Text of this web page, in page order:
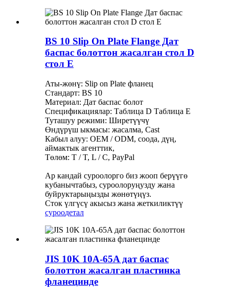
BS 10 Slip On Plate Flange Дат
баспас болоттон жасалган стол D
стол E
Аты-жөнү: Slip on Plate фланец
Стандарт: BS 10
Материал: Дат баспас болот
Спецификациялар: Таблица D Таблица E
Туташуу режими: Ширетүүчү
Өндүрүш ыкмасы: жасалма, Cast
Кабыл алуу: OEM / ODM, соода, дүң,
аймактык агенттик,
Төлөм: T / T, L / C, PayPal
Ар кандай суроолорго биз жооп берүүгө
кубанычтабыз, суроолоруңузду жана
буйруктарыңызды жөнөтүңүз.
Сток үлгүсү акысыз жана жеткиликтүү
суроодетал
JIS 10K 10A-65A дат баспас
болоттон жасалган пластинка
фланецинде